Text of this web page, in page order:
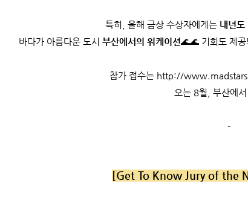
특히, 올해 금상 수상자에게는내년도
바다가 아름다운 도시부산에서의 워케이션🌊🌊 기회도 제
참가 접수는 http://
오는 8월, 부산에
-
[Get To Know Jury of the